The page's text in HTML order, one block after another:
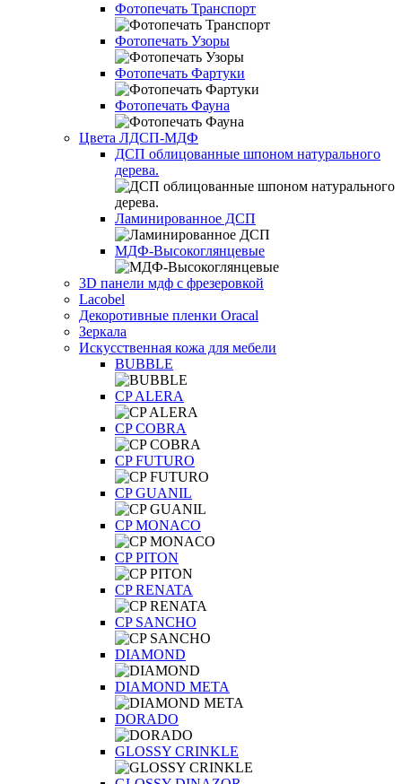
Фотопечать Транспорт
Фотопечать Узоры
Фотопечать Фартуки
Фотопечать Фауна
Цвета ЛДСП-МДФ
ДСП облицованные шпоном натурального
дерева.
Ламинированное ДСП
МДФ-Высокоглянцевые
3D панели мдф с фрезеровкой
Lacobel
Декоротивные пленки Oracal
Зеркала
Искусственная кожа для мебели
BUBBLE
CP ALERA
CP COBRA
CP FUTURO
CP GUANIL
CP MONACO
CP PITON
CP RENATA
CP SANCHO
DIAMOND
DIAMOND META
DORADO
GLOSSY CRINKLE